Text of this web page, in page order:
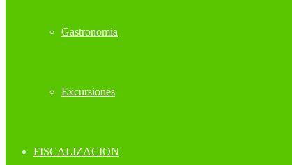
Gastronomia
Excursiones
FISCALIZACION